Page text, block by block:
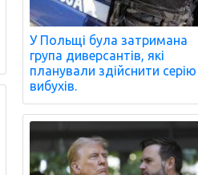
У Польщі була затримана
група диверсантів, які
планували здійснити серію
вибухів.